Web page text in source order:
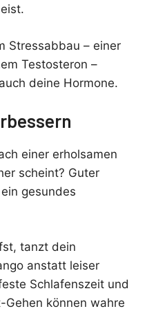
Stressabbau – einer
Testosteron –
deine Hormone.
einer erholsamen
scheint? Guter
gesundes
tanzt dein
anstatt leiser
Schlafenszeit und
können wahre